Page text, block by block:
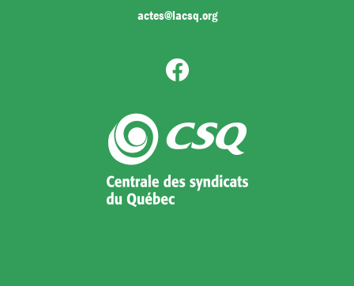
actes@lacsq.org